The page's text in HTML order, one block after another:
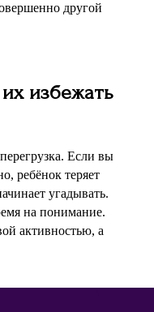
другой
избежать
Если вы
ребёнок теряет
угадывать.
на понимание.
активностью, а